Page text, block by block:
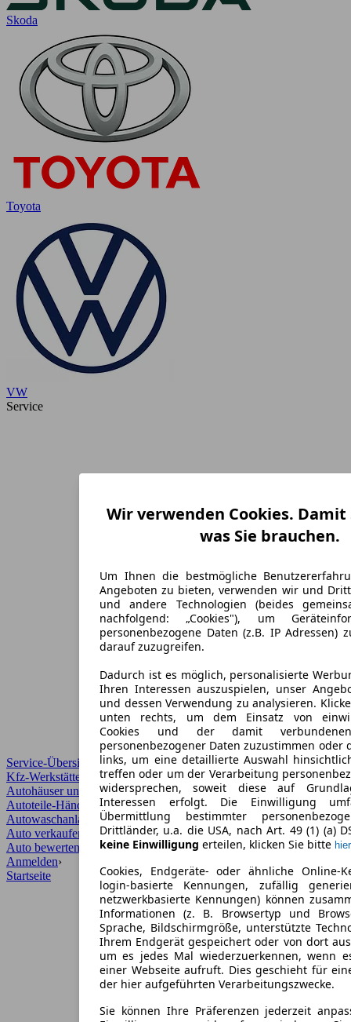
Wir verwenden Cookies.
was Sie brauchen.
Um Ihnen die bestmögliche
Angeboten zu bieten, verwenden wir und
und andere Technologien (beides
nachfolgend: „Cookies"), um
personenbezogene Daten (z.B. IP Adressen)
darauf zuzugreifen.
Dadurch ist es möglich, personalisierte
Ihren Interessen auszuspielen, unser
und dessen Verwendung zu analysieren.
unten rechts, um dem Einsatz von
Cookies und der damit
personenbezogener Daten zuzustimmen oder
links, um eine detaillierte Auswahl
treffen oder um der Verarbeitung
widersprechen, soweit diese auf
Interessen erfolgt. Die Einwilligung
Übermittlung bestimmter
Drittländer, u.a. die USA, nach Art. 49 (1) (a)
keine Einwilligung erteilen, klicken Sie bitte hier
Cookies, Endgeräte- oder ähnliche Online-
login-basierte Kennungen, zufällig
netzwerkbasierte Kennungen) können
Informationen (z. B. Browsertyp und
Sprache, Bildschirmgröße, unterstützte
Ihrem Endgerät gespeichert oder von dort
um es jedes Mal wiederzuerkennen, wenn
einer Webseite aufruft. Dies geschieht für
der hier aufgeführten Verarbeitungszwecke.
Sie können Ihre Präferenzen jederzeit
Skoda
Toyota
VW
Service
Service-Übersicht
Kfz-Werkstätten
Autohäuser und Händler
Autoteile-Händler
Autowaschanlagen
Auto verkaufen
Auto bewerten
Anmelden›
Startseite